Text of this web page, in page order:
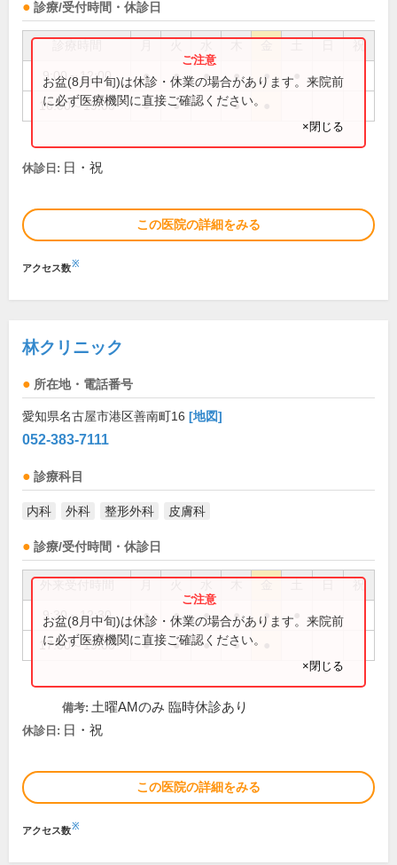
診療/受付時間・休診日
祝
9:00～12:00 ● ● ● ● ●
16:00～19:00 ● ● ●
お盆(8月中旬)は休診・休業の場合があります。来院前
に必ず医療機関に直接ご確認ください。
×閉じる
休診日: 日・祝
この医院の詳細をみる
アクセス数※
林クリニック
所在地・電話番号
愛知県名古屋市港区善南町16 [地図]
052-383-7111
診療科目
内科 外科 整形外科 皮膚科
診療/受付時間・休診日
祝
9:30～12:30 ● ● ● ● ●
17:00～19:00 ● ● ● ●
お盆(8月中旬)は休診・休業の場合があります。来院前
に必ず医療機関に直接ご確認ください。
×閉じる
備考: 土曜AMのみ 臨時休診あり
休診日: 日・祝
この医院の詳細をみる
アクセス数※